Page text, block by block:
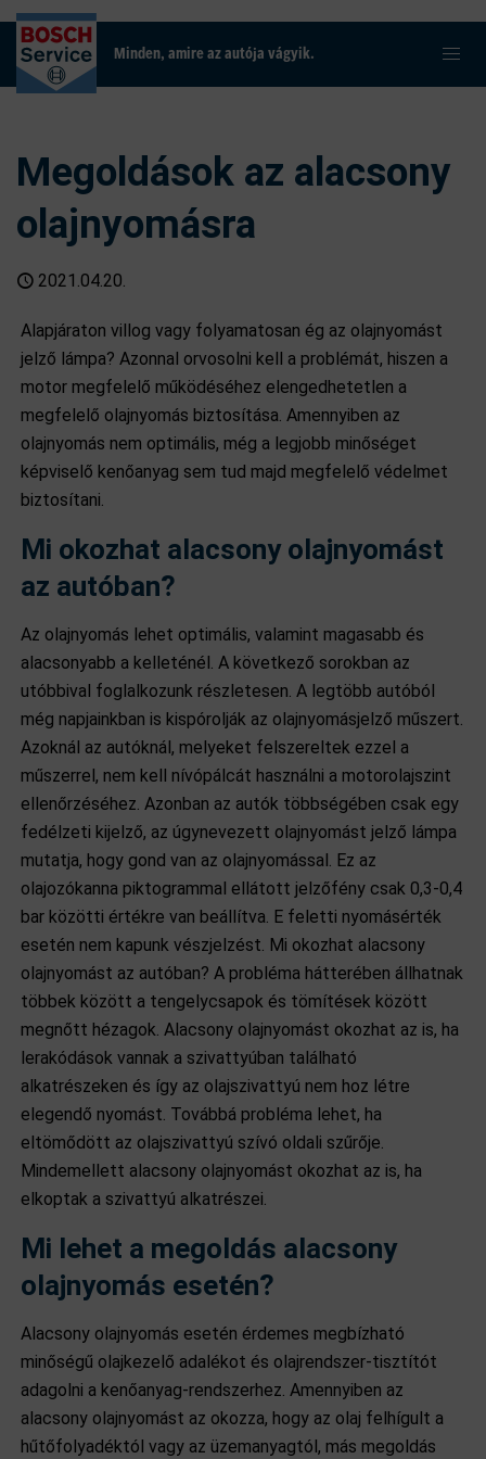
Minden, amire az autója vágyik.
Megoldások az alacsony
olajnyomásra
2021.04.20.
Alapjáraton villog vagy folyamatosan ég az olajnyomást
jelző lámpa? Azonnal orvosolni kell a problémát, hiszen a
motor megfelelő működéséhez elengedhetetlen a
megfelelő olajnyomás biztosítása. Amennyiben az
olajnyomás nem optimális, még a legjobb minőséget
képviselő kenőanyag sem tud majd megfelelő védelmet
biztosítani.
Mi okozhat alacsony olajnyomást
az autóban?
Az olajnyomás lehet optimális, valamint magasabb és
alacsonyabb a kelleténél. A következő sorokban az
utóbbival foglalkozunk részletesen. A legtöbb autóból
még napjainkban is kispórolják az olajnyomásjelző műszert.
Azoknál az autóknál, melyeket felszereltek ezzel a
műszerrel, nem kell nívópálcát használni a motorolajszint
ellenőrzéséhez. Azonban az autók többségében csak egy
fedélzeti kijelző, az úgynevezett olajnyomást jelző lámpa
mutatja, hogy gond van az olajnyomással. Ez az
olajozókanna piktogrammal ellátott jelzőfény csak 0,3-0,4
bar közötti értékre van beállítva. E feletti nyomásérték
esetén nem kapunk vészjelzést. Mi okozhat alacsony
olajnyomást az autóban? A probléma hátterében állhatnak
többek között a tengelycsapok és tömítések között
megnőtt hézagok. Alacsony olajnyomást okozhat az is, ha
lerakódások vannak a szivattyúban található
alkatrészeken és így az olajszivattyú nem hoz létre
elegendő nyomást. Továbbá probléma lehet, ha
eltömődött az olajszivattyú szívó oldali szűrője.
Mindemellett alacsony olajnyomást okozhat az is, ha
elkoptak a szivattyú alkatrészei.
Mi lehet a megoldás alacsony
olajnyomás esetén?
Alacsony olajnyomás esetén érdemes megbízható
minőségű olajkezelő adalékot és olajrendszer-tisztítót
adagolni a kenőanyag-rendszerhez. Amennyiben az
alacsony olajnyomást az okozza, hogy az olaj felhígult a
hűtőfolyadéktól vagy az üzemanyagtól, más megoldás